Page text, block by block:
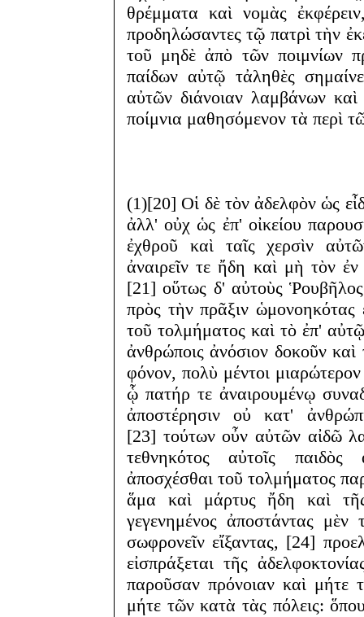
θρέμματα καὶ νομὰς
προδηλώσαντες τῷ πατρὶ τὴν
τοῦ μηδὲ ἀπὸ τῶν ποιμνίων
παίδων αὐτῷ τἀληθὲς
αὐτῶν διάνοιαν λαμβάνων
ποίμνια μαθησόμενον τὰ περὶ
(1)[20] Οἱ δὲ τὸν ἀδελφὸν ὡς
ἀλλ' οὐχ ὡς ἐπ' οἰκείου
ἐχθροῦ καὶ ταῖς χερσὶν
ἀναιρεῖν τε ἤδη καὶ μὴ τὸν
[21] οὕτως δ' αὐτοὺς
πρὸς τὴν πρᾶξιν ὡμονοηκότας
τοῦ τολμήματος καὶ τὸ ἐπ'
ἀνθρώποις ἀνόσιον δοκοῦν
φόνον, πολὺ μέντοι
ᾧ πατήρ τε ἀναιρουμένῳ
ἀποστέρησιν οὐ κατ'
[23] τούτων οὖν αὐτῶν αἰδῶ
τεθνηκότος αὐτοῖς
ἀποσχέσθαι τοῦ τολμήματος
ἅμα καὶ μάρτυς ἤδη καὶ
γεγενημένος ἀποστάντας
σωφρονεῖν εἴξαντας, [24]
εἰσπράξεται τῆς
παροῦσαν πρόνοιαν καὶ μήτε
μήτε τῶν κατὰ τὰς πόλεις: